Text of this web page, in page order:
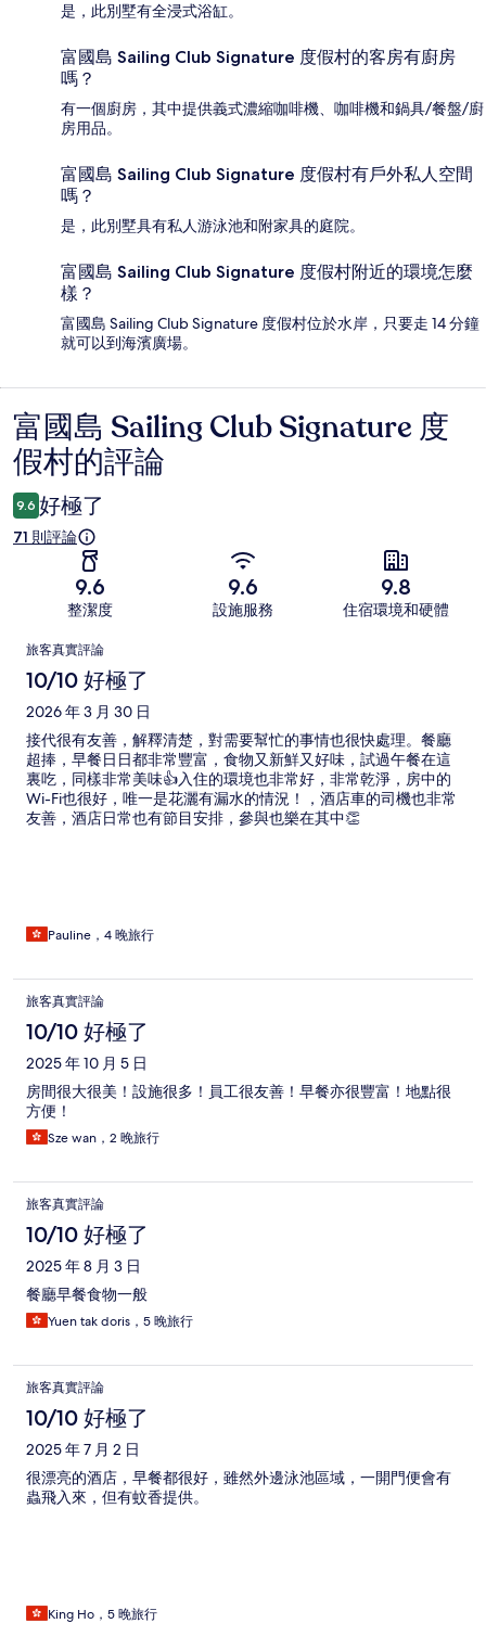
是，此別墅有全浸式浴缸。
富國島 Sailing Club Signature 度假村的客房有廚房
嗎？
有一個廚房，其中提供義式濃縮咖啡機、咖啡機和鍋具/餐盤/廚
房用品。
富國島 Sailing Club Signature 度假村有戶外私人空間
嗎？
是，此別墅具有私人游泳池和附家具的庭院。
富國島 Sailing Club Signature 度假村附近的環境怎麼
樣？
富國島 Sailing Club Signature 度假村位於水岸，只要走 14 分鐘
就可以到海濱廣場。
評
論
富國島 Sailing Club Signature 度
假村的評論
9.6 好極了
71 則評論
9.6
整潔度
9.6
設施服務
9.8
住宿環境和硬體
評
論
旅客真實評論
10/10 好極了
2026 年 3 月 30 日
接代很有友善，解釋清楚，對需要幫忙的事情也很快處理。餐廳
超捧，早餐日日都非常豐富，食物又新鮮又好味，試過午餐在這
裏吃，同樣非常美味👍入住的環境也非常好，非常乾淨，房中的
Wi-Fi也很好，唯一是花灑有漏水的情況！，酒店車的司機也非常
友善，酒店日常也有節目安排，參與也樂在其中👏
Pauline，4 晚旅行
旅客真實評論
10/10 好極了
2025 年 10 月 5 日
房間很大很美！設施很多！員工很友善！早餐亦很豐富！地點很
方便！
Sze wan，2 晚旅行
旅客真實評論
10/10 好極了
2025 年 8 月 3 日
餐廳早餐食物一般
Yuen tak doris，5 晚旅行
旅客真實評論
10/10 好極了
2025 年 7 月 2 日
很漂亮的酒店，早餐都很好，雖然外邊泳池區域，一開門便會有
蟲飛入來，但有蚊香提供。
King Ho，5 晚旅行